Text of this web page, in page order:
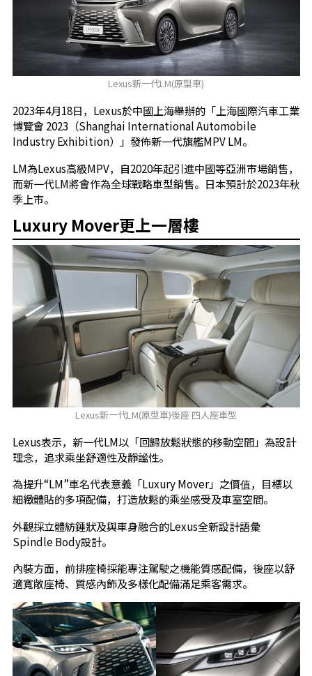
Lexus新一代LM(原型車)
2023年4月18日，Lexus於中國上海舉辦的「上海國際汽車工業
博覽會 2023（Shanghai International Automobile
Industry Exhibition）」發佈新一代旗艦MPV LM。
LM為Lexus高級MPV，自2020年起引進中國等亞洲市場銷售，
而新一代LM將會作為全球戰略車型銷售。日本預計於2023年秋
季上市。
Luxury Mover更上一層樓
Lexus新一代LM(原型車)後座 四人座車型
Lexus表示，新一代LM以「回歸放鬆狀態的移動空間」為設計
理念，追求乘坐舒適性及靜謐性。
為提升“LM”車名代表意義「Luxury Mover」之價值，目標以
細緻體貼的多項配備，打造放鬆的乘坐感受及車室空間。
外觀採立體紡錘狀及與車身融合的Lexus全新設計語彙
Spindle Body設計。
內裝方面，前排座椅採能專注駕駛之機能質感配備，後座以舒
適寬敞座椅、質感內飾及多樣化配備滿足乘客需求。